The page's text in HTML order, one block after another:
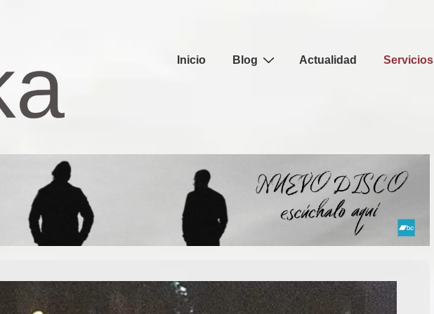
NavegaciónInicio Blog Actualidad Servicios